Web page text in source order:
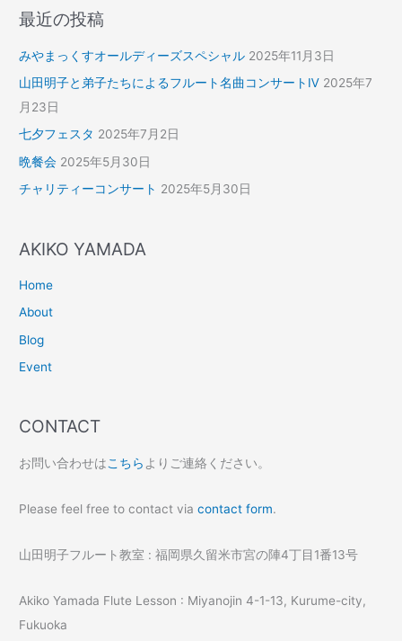
最近の投稿
みやまっくすオールディーズスペシャル 2025年11月3日
山田明子と弟子たちによるフルート名曲コンサートⅣ 2025年7
月23日
七夕フェスタ 2025年7月2日
晩餐会 2025年5月30日
チャリティーコンサート 2025年5月30日
AKIKO YAMADA
Home
About
Blog
Event
CONTACT
お問い合わせはこちら よりご連絡ください。
Please feel free to contact viacontact form.
山田明子フルート教室 : 福岡県久留米市宮の陣4丁目1番13号
Akiko Yamada Flute Lesson : Miyanojin 4-1-13, Kurume-city,
Fukuoka